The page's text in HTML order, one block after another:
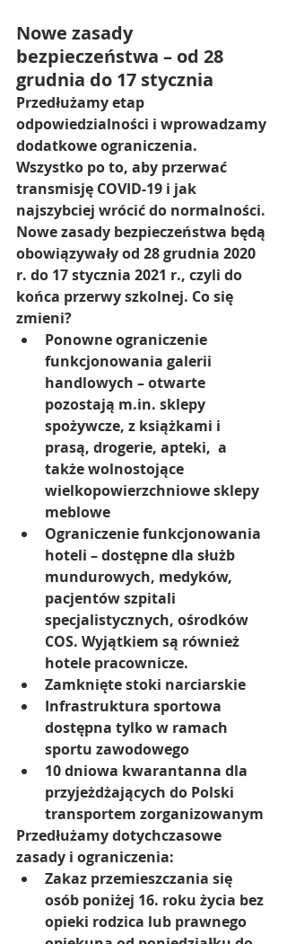
Nowe zasady
bezpieczeństwa – od 28
grudnia do 17 stycznia
Przedłużamy etap
odpowiedzialności i wprowadzamy
dodatkowe ograniczenia.
Wszystko po to, aby przerwać
transmisję COVID-19 i jak
najszybciej wrócić do normalności.
Nowe zasady bezpieczeństwa będą
obowiązywały od 28 grudnia 2020
r. do 17 stycznia 2021 r., czyli do
końca przerwy szkolnej. Co się
zmieni?
Ponowne ograniczenie
funkcjonowania galerii
handlowych – otwarte
pozostają m.in. sklepy
spożywcze, z książkami i
prasą, drogerie, apteki,  a
także wolnostojące
wielkopowierzchniowe sklepy
meblowe
Ograniczenie funkcjonowania
hoteli – dostępne dla służb
mundurowych, medyków,
pacjentów szpitali
specjalistycznych, ośrodków
COS. Wyjątkiem są również
hotele pracownicze.
Zamknięte stoki narciarskie
Infrastruktura sportowa
dostępna tylko w ramach
sportu zawodowego
10 dniowa kwarantanna dla
przyjeżdżających do Polski
transportem zorganizowanym
Przedłużamy dotychczasowe
zasady i ograniczenia:
Zakaz przemieszczania się
osób poniżej 16. roku życia bez
opieki rodzica lub prawnego